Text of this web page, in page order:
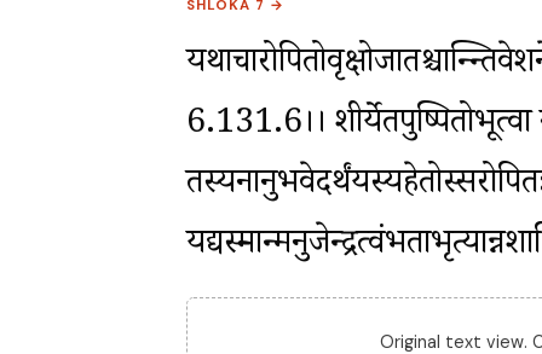
SHLOKA 7 →
6.131.6।।
Original text view.